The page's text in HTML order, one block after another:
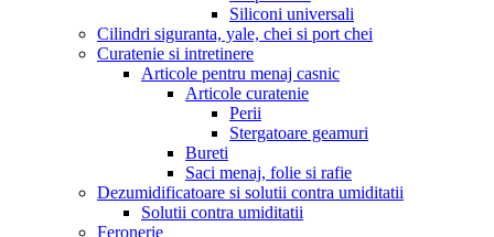
Siliconi universali
Cilindri siguranta, yale, chei si port chei
Curatenie si intretinere
Articole pentru menaj casnic
Articole curatenie
Perii
Stergatoare geamuri
Bureti
Saci menaj, folie si rafie
Dezumidificatoare si solutii contra umiditatii
Solutii contra umiditatii
Feronerie